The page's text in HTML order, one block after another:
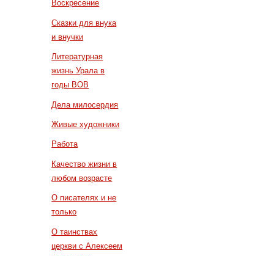
Воскресение
Сказки для внука
и внучки
Литературная
жизнь Урала в
годы ВОВ
Дела милосердия
Живые художники
Работа
Качество жизни в
любом возрасте
О писателях и не
только
О таинствах
церкви с Алексеем